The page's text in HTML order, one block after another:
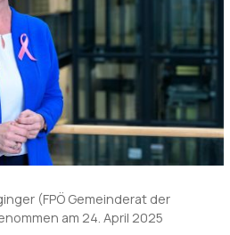
(FPÖ Gemeinderat der
am 24. April 2025